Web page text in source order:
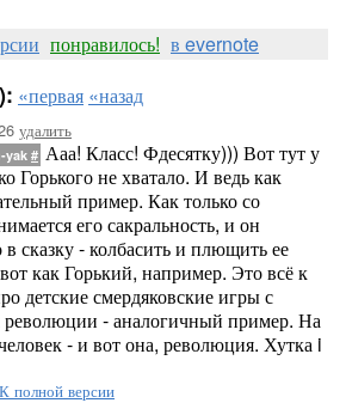
понравилось! в evernote
«первая «назад
удалить
yak # Ааа! Класс! Фдесятку))) Вот тут у
Горького не хватало. И ведь как
пример. Как только со
его сакральность, и он
в сказку - колбасить и плющить ее
как Горький, например. Это всё к
детские смердяковские игры с
революции - аналогичный пример. На
- и вот она, революция. Хутка i
К полной версии